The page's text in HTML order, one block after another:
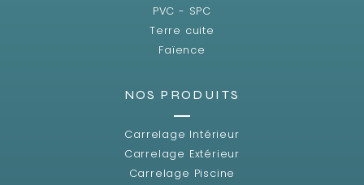
PVC - SPC
Terre cuite
Faïence
NOS PRODUITS
Carrelage Intérieur
Carrelage Extérieur
Carrelage Piscine